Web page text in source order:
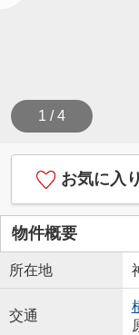
1 / 4
お気に入
物件概要
所在地
交通